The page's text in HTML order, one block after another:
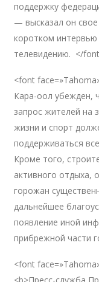
поддержку
— высказал он
коротком
телевидению. </
<font
Кара-оол убежден,
запрос жителей на
жизни и спорт
поддерживаться
Кроме того,
активного отдыха,
горожан
дальнейшее
появление иной
прибрежной части
<font